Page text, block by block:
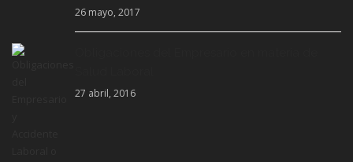
26 mayo, 2017
27 abril, 2016